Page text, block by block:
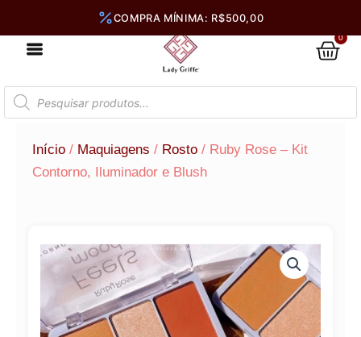
0
Pesquisar
produtos
Início / Maquiagens / Rosto / Ruby Rose – Kit
Contorno, Iluminador e Blush